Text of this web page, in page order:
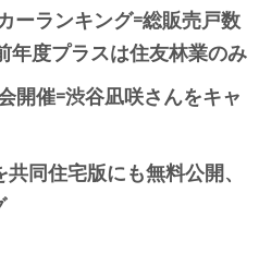
ーランキング=総販売戸数
年度プラスは住友林業のみ
開催=渋谷凪咲さんをキャ
同住宅版にも無料公開、